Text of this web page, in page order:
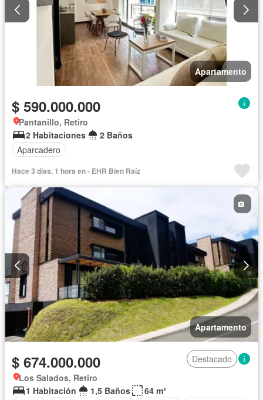
Apartamento
$ 590.000.000
Pantanillo, Retiro
2 Habitaciones
2 Baños
Aparcadero
Hace 3 días, 1 hora en - EHR Bien Raíz
Apartamento
$ 674.000.000
Destacado
Los Salados, Retiro
1 Habitación
1,5 Baños
64 m²